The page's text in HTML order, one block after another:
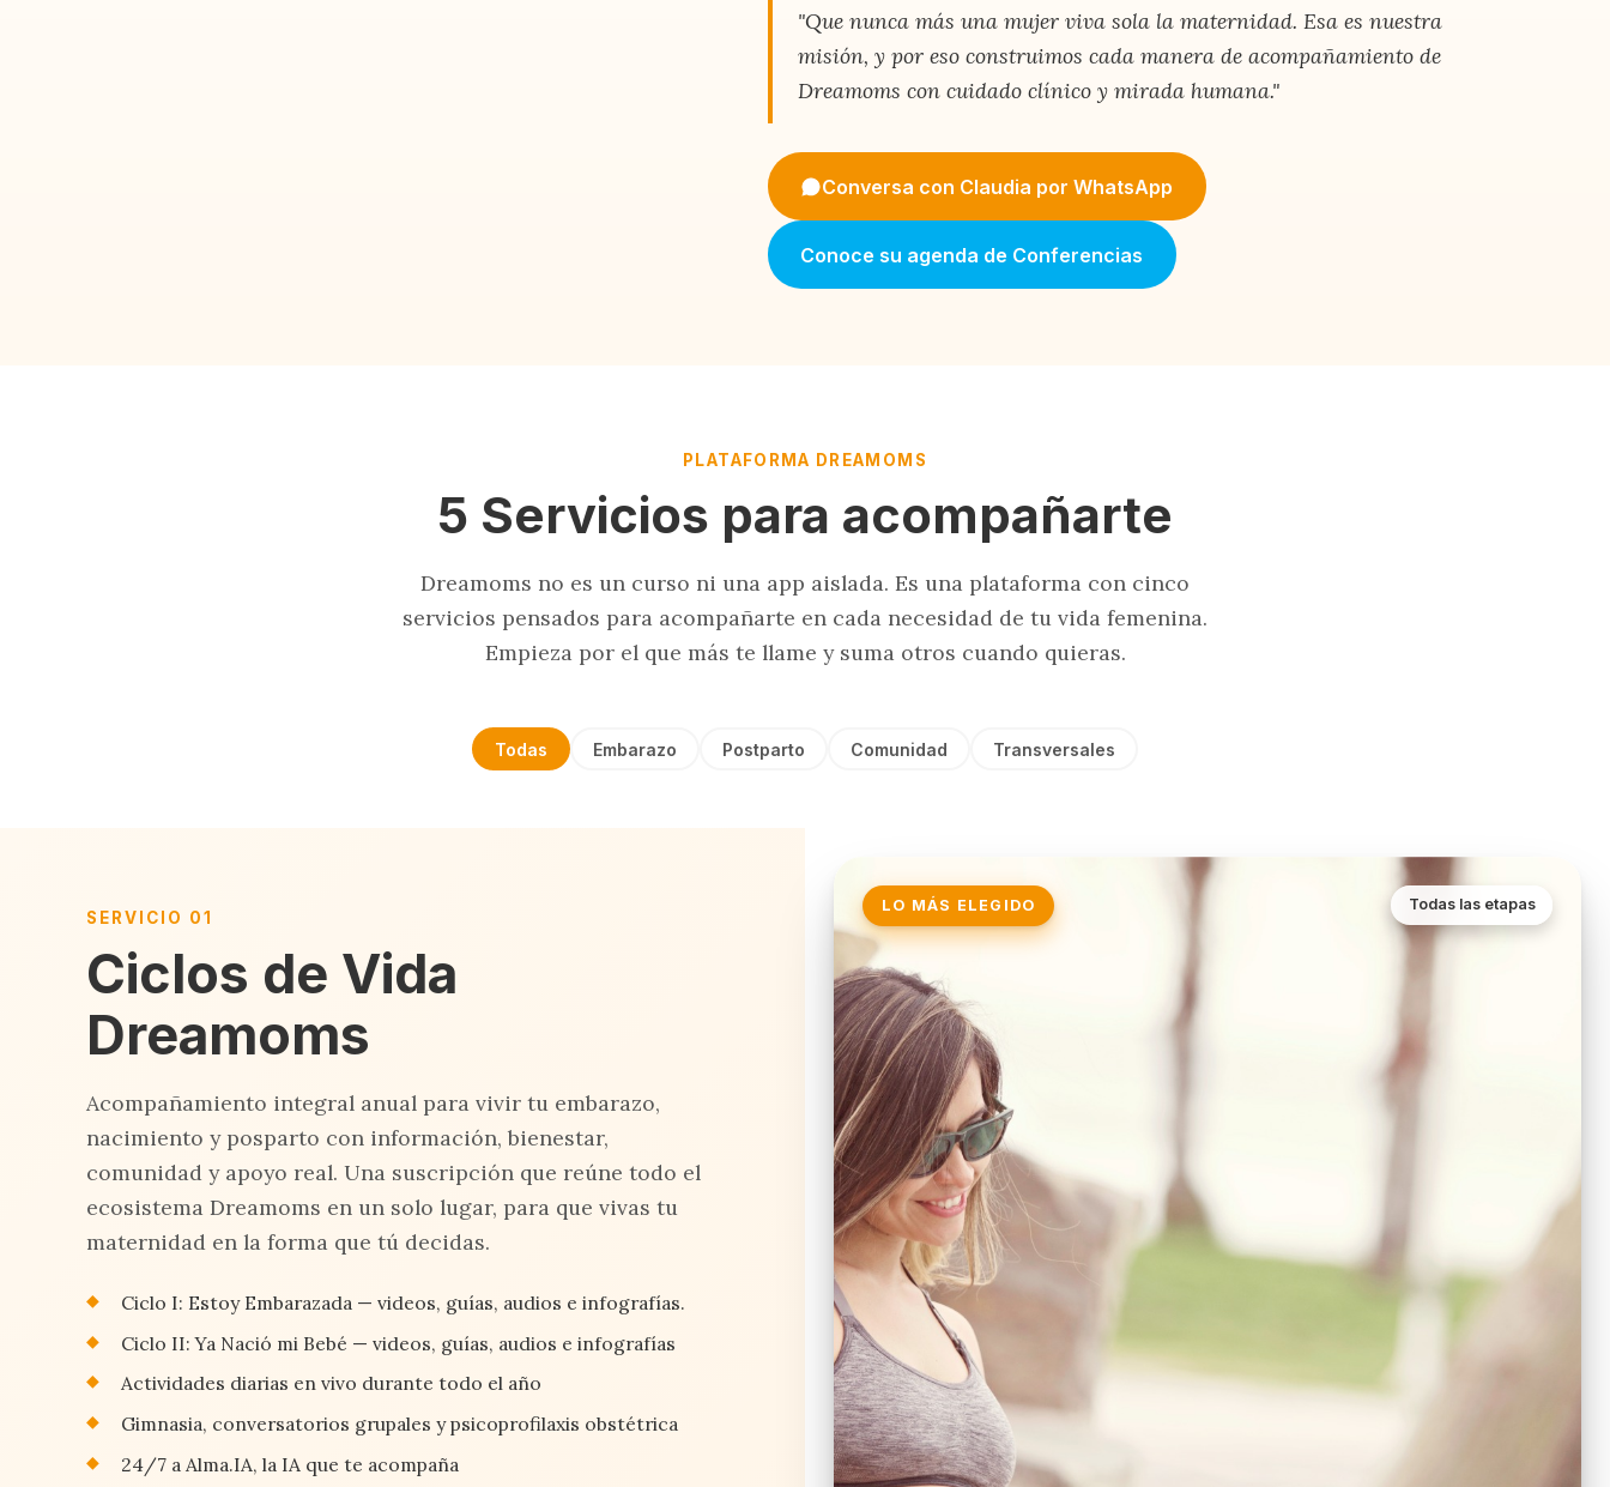
"Que nunca más una mujer viva sola la maternidad. Esa es nuestra
misión, y por eso construimos cada manera de acompañamiento de
Dreamoms con cuidado clínico y mirada humana."
Conversa con Claudia por WhatsApp
Conoce su agenda de Conferencias
PLATAFORMA DREAMOMS
5 Servicios para acompañarte
Dreamoms no es un curso ni una app aislada. Es una plataforma con cinco
servicios pensados para acompañarte en cada necesidad de tu vida femenina.
Empieza por el que más te llame y suma otros cuando quieras.
Todas Embarazo Postparto Comunidad Transversales
LO MÁS ELEGIDO Todas las etapas
SERVICIO 01
Ciclos de Vida
Dreamoms
Acompañamiento integral anual para vivir tu embarazo,
nacimiento y posparto con información, bienestar,
comunidad y apoyo real. Una suscripción que reúne todo el
ecosistema Dreamoms en un solo lugar, para que vivas tu
maternidad en la forma que tú decidas.
Ciclo I: Estoy Embarazada — videos, guías, audios e infografías.
Ciclo II: Ya Nació mi Bebé — videos, guías, audios e infografías
Actividades diarias en vivo durante todo el año
Gimnasia, conversatorios grupales y psicoprofilaxis obstétrica
24/7 a Alma.IA, la IA que te acompaña